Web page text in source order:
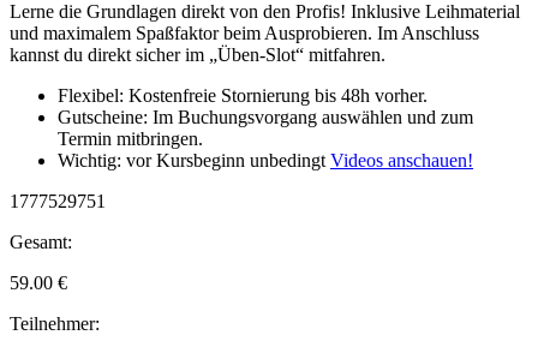
Lerne die Grundlagen direkt von den Profis! Inklusive Leihmaterial
und maximalem Spaßfaktor beim Ausprobieren. Im Anschluss
kannst du direkt sicher im „Üben-Slot“ mitfahren.
Flexibel: Kostenfreie Stornierung bis 48h vorher.
Gutscheine: Im Buchungsvorgang auswählen und zum
Termin mitbringen.
Wichtig: vor Kursbeginn unbedingt Videos anschauen!
1777529751
Gesamt:
59.00 €
Teilnehmer: